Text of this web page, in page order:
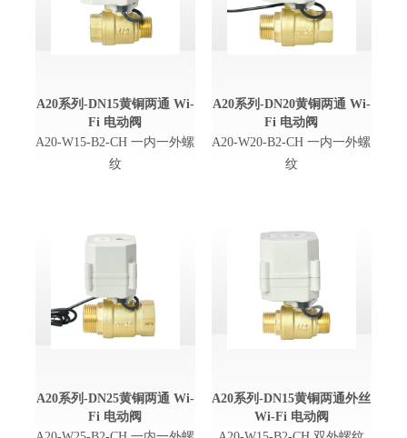
A20系列-DN15黄铜两通 Wi-
Fi 电动阀
A20-W15-B2-CH 一内一外螺
纹
A20系列-DN20黄铜两通 Wi-
Fi 电动阀
A20-W20-B2-CH 一内一外螺
纹
A20系列-DN25黄铜两通 Wi-
Fi 电动阀
A20系列-DN15黄铜两通外丝
Wi-Fi 电动阀